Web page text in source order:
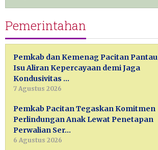
Pemerintahan
Pemkab dan Kemenag Pacitan Pantau
Isu Aliran Kepercayaan demi Jaga
Kondusivitas …
7 Agustus 2026
Pemkab Pacitan Tegaskan Komitmen
Perlindungan Anak Lewat Penetapan
Perwalian Ser…
6 Agustus 2026